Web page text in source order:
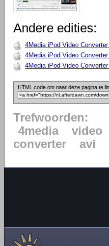
Andere edities:
4Media iPod Video
4Media iPod Video
4Media iPod Video
HTML code om naar deze pagina te
Trefwoorden:
4media
video
converter
avi